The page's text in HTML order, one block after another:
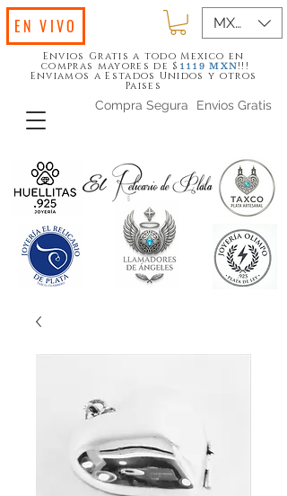
Envios Gratis
Compra Segura
Envios Gratis a todo Mexico en
compras mayores de $ 1119 MXN!!!
Enviamos a Estados Unidos y otros
Paises
MXN ($)
EN VIVO